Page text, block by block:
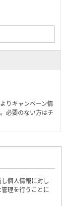
りキャンペーン情
必要のない方はチ
個人情報に対し
理を行うことに